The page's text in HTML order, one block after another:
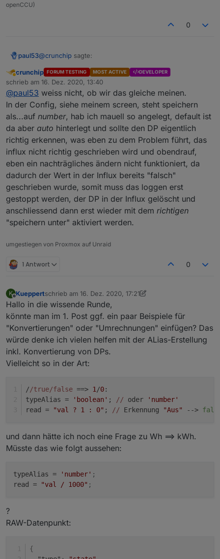
incl in der influx
openCCU)
0
paul53@crunchip sagte:
dann nochmal per script, mit der richtigen
Einstellung den DP erzeugen.
Die Einstellungen sollten passen, denn der Alias
schaltet laut@crunchip zwischen 0 und 1. Das Problem
ist offenbar die Influx DB.
Abwesend
crunchip FORUM TESTING MOST ACTIVE DEVELOPER
schrieb am 16. Dez. 2020, 13:40
zuletzt editiert von
@paul53 weiss nicht, ob wir das gleiche meinen.
In der Config, siehe meinem screen, steht speichern
als...auf number, hab ich mauell so angelegt, default ist
da aber auto hinterlegt und sollte den DP eigentlich
richtig erkennen, was eben zu dem Problem führt, das
influx nicht richtig geschrieben wird und obendrauf,
eben ein nachträgliches ändern nicht funktioniert, da
dadurch der Wert in der Influx bereits "falsch"
geschrieben wurde, somit muss das loggen erst
gestoppt werden, der DP in der Influx gelöscht und
anschliessend dann erst wieder mit dem richtigen
"speichern unter" aktiviert werden.
umgestiegen von Proxmox auf Unraid
1 Antwort 0
K
Offline
Kueppertschrieb am 16. Dez. 2020, 17:21
zuletzt editiert von Kueppert
Hallo in die wissende Runde,
könnte man im 1. Post ggf. ein paar Beispiele für
"Konvertierungen" oder "Umrechnungen" einfügen? Das
würde denke ich vielen helfen mit der ALias-Erstellung
inkl. Konvertierung von DPs.
Vielleicht so in der Art:
//true/false ==> 1/0:
typeAlias =
'boolean' ; // oder
'number'
read =
"val ? 1 : 0" ; // Erkennung "Aus" -->
und dann hätte ich noch eine Frage zu Wh ==> kWh.
Müsste das wie folgt aussehen:
typeAlias = 'number' ;
read
= "val / 1000" ;
?
RAW-Datenpunkt:
{